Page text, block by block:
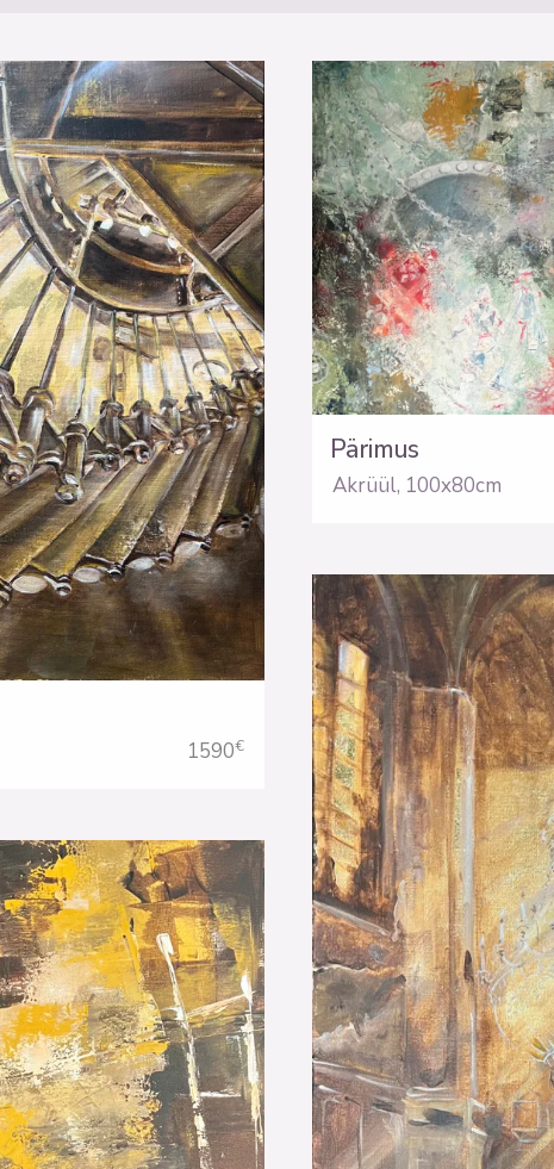
1590€
Pärimus
Akrüül, 100x80cm